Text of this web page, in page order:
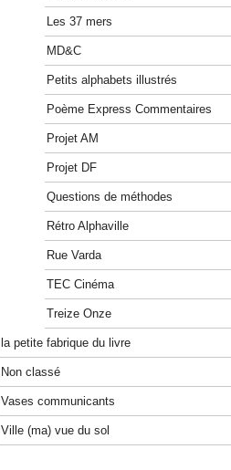
Les 37 mers
MD&C
Petits alphabets illustrés
Poème Express Commentaires
Projet AM
Projet DF
Questions de méthodes
Rétro Alphaville
Rue Varda
TEC Cinéma
Treize Onze
la petite fabrique du livre
Non classé
Vases communicants
Ville (ma) vue du sol